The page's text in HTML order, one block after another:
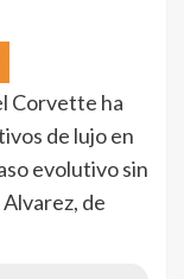
Corvette ha
de lujo en
evolutivo sin
de